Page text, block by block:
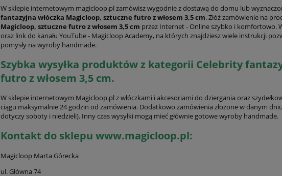
W sklepie internetowym magicloop.pl zamówisz wygodnie z dostawą do domu lub
fantazyjna włóczka Magicloop, sztuczne futro z włosem 3,5 cm. Złóż zamówienie na
Magicloop, sztuczne futro z włosem 3,5 cm przez Internet - Online szybko i komfortowo.
oraz link do kanału YouTube - Magicloop Academy, na których znajdziesz wiele instrukcji
pomysły na wyroby handmade.
Szybka wysyłka produktów z kategorii Celebrity
futro z włosem 3,5 cm.
W sklepie internetowym Magicloop.pl z włóczkami i akcesoriami do dziergania oraz
ciągu maksymalnie 24 godzin od zamówienia. Dodatkowo zamówienia złożone w danym
dotyczy soboty i niedzieli). Inny czas wysyłki mogą mieć głównie gotowe wyroby handmade.
Kontakt do sklepu www.magicloop.pl:
Magicloop Marta Górecka
ul. Główna 74